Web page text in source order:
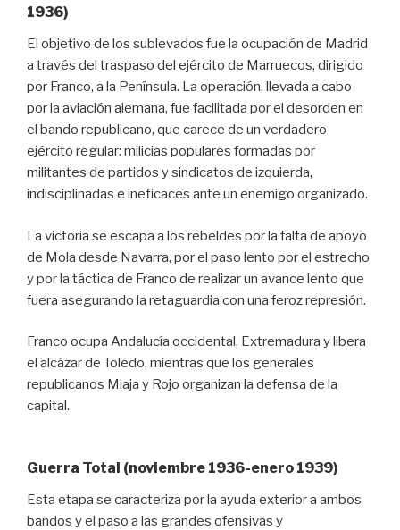
1936)
El objetivo de los sublevados fue la ocupación de Madrid
a través del traspaso del ejército de Marruecos, dirigido
por Franco, a la Península. La operación, llevada a cabo
por la aviación alemana, fue facilitada por el desorden en
el bando republicano, que carece de un verdadero
ejército regular: milicias populares formadas por
militantes de partidos y sindicatos de izquierda,
indisciplinadas e ineficaces ante un enemigo organizado.
La victoria se escapa a los rebeldes por la falta de apoyo
de Mola desde Navarra, por el paso lento por el estrecho
y por la táctica de Franco de realizar un avance lento que
fuera asegurando la retaguardia con una feroz represión.
Franco ocupa Andalucía occidental, Extremadura y libera
el alcázar de Toledo, mientras que los generales
republicanos Miaja y Rojo organizan la defensa de la
capital.
Guerra Total (noviembre 1936-enero 1939)
Esta etapa se caracteriza por la ayuda exterior a ambos
bandos y el paso a las grandes ofensivas y